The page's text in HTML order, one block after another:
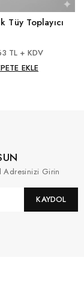
Tüy Toplayıcı
TL + KDV
EKLE
Adresinizi Girin
KAYDOL